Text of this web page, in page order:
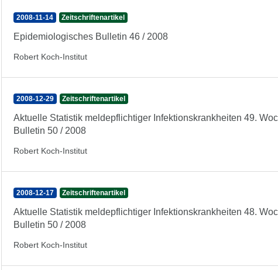
2008-11-14 Zeitschriftenartikel
Epidemiologisches Bulletin 46 / 2008
Robert Koch-Institut
2008-12-29 Zeitschriftenartikel
Aktuelle Statistik meldepflichtiger Infektionskrankheiten 49.
Bulletin 50 / 2008
Robert Koch-Institut
2008-12-17 Zeitschriftenartikel
Aktuelle Statistik meldepflichtiger Infektionskrankheiten 48.
Bulletin 50 / 2008
Robert Koch-Institut